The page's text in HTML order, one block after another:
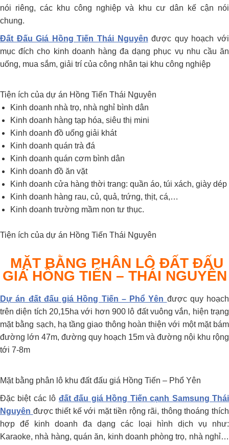
nói riêng, các khu công nghiệp và khu cư dân kế cận nói
chung.
Đất Đấu Giá Hồng Tiến Thái Nguyên được quy hoạch với
mục đích cho kinh doanh hàng đa dạng phục vụ nhu cầu ăn
uống, mua sắm, giải trí của công nhân tại khu công nghiệp
Tiện ích của dự án Hồng Tiến Thái Nguyên
Kinh doanh nhà trọ, nhà nghỉ bình dân
Kinh doanh hàng tạp hóa, siêu thị mini
Kinh doanh đồ uống giải khát
Kinh doanh quán trà đá
Kinh doanh quán cơm bình dân
Kinh doanh đồ ăn vặt
Kinh doanh cửa hàng thời trang: quần áo, túi xách, giày dép
Kinh doanh hàng rau, củ, quả, trứng, thịt, cá,…
Kinh doanh trường mầm non tư thục.
Tiện ích của dự án Hồng Tiến Thái Nguyên
MẶT BẰNG PHÂN LÔ ĐẤT ĐẤU
GIÁ HỒNG TIẾN – THÁI NGUYÊN
Dự án đất đấu giá Hồng Tiến – Phổ Yên được quy hoạch
trên diện tích 20,15ha với hơn 900 lô đất vuông vắn, hiện trạng
mặt bằng sạch, hạ tầng giao thông hoàn thiện với một mặt bám
đường lớn 47m, đường quy hoạch 15m và đường nội khu rộng
tới 7-8m
Mặt bằng phân lô khu đất đấu giá Hồng Tiến – Phổ Yên
Đặc biệt các lô đất đấu giá Hồng Tiến cạnh Samsung Thái
Nguyên được thiết kế với mặt tiền rộng rãi, thông thoáng thích
hợp để kinh doanh đa dạng các loại hình dịch vụ như:
Karaoke, nhà hàng, quán ăn, kinh doanh phòng trọ, nhà nghỉ…